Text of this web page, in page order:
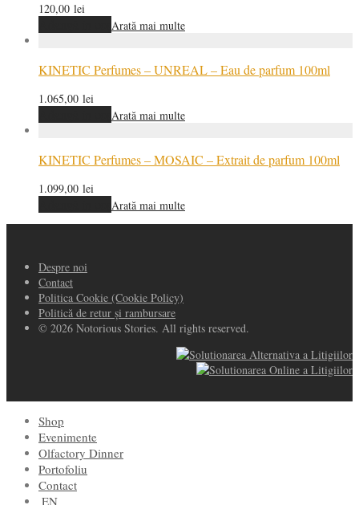
120,00 lei
Arată mai multe
KINETIC Perfumes – UNREAL – Eau de parfum 100ml
1.065,00 lei
Arată mai multe
KINETIC Perfumes – MOSAIC – Extrait de parfum 100ml
1.099,00 lei
Arată mai multe
Despre noi
Contact
Politica Cookie (Cookie Policy)
Politică de retur și rambursare
© 2026 Notorious Stories. All rights reserved.
Shop
Evenimente
Olfactory Dinner
Portofoliu
Contact
EN